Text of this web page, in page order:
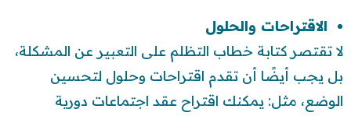
الاقتراحات والحلول
لا تقتصر كتابة خطاب التظلم على التعبير عن المشكلة،
بل يجب أيضًا أن تقدم اقتراحات وحلول لتحسين
الوضع، مثل: يمكنك اقتراح عقد اجتماعات دورية